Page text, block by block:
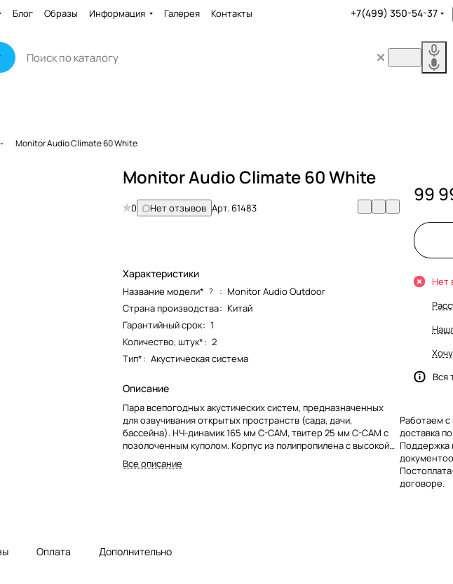
Блог Образы Информация Галерея Контакты +7(499) 350-54-37
Monitor Audio Climate 60 White
Monitor Audio Climate 60 White
0 Нет отзывов Арт.61483
Характеристики
Название модели* ? : Monitor Audio Outdoor
Страна производства: Китай
Гарантийный срок: 1
Количество, штук*: 2
Тип*: Акустическая система
Описание
Пара всепогодных акустических систем, предназначенных
для озвучивания открытых пространств (сада, дачи,
бассейна). НЧ-динамик 165 мм C-CAM, твитер 25 мм C-CAM с
позолоченным куполом. Корпус из полипропилена с высокой
плотностью, вращающийся на 175 градусов кронштейн,
технология усиления басов ABR вместо фазоинвертора (что
Все описание
99
Нет
Вся
Работаем с
доставка
Поддержка
договоре.
Оплата Дополнительно